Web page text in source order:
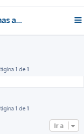
Temas activos
1 de 1
1 de 1
Ir a